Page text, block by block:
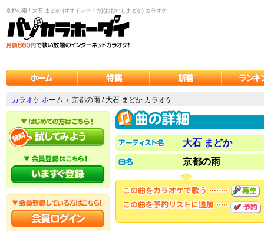
京都の雨 / 大石 まどか (オオイシマドカ)(おおいしまどか) カラオケ
カラオケ ホーム 京都の雨 / 大石 まどか カラオケ
大石 まどか
京都の雨